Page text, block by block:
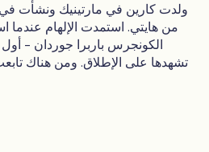
ولدت كارين في مارتينيك ونشأت في
من هايتي. استمدت الإلهام
الكونجرس باربرا جوردان -
تشهدها على الإطلاق. ومن هناك